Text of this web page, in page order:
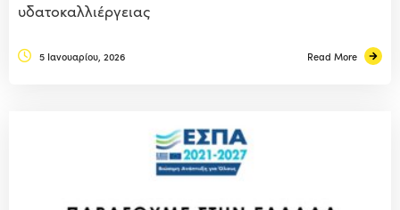
υδατοκαλλιέργειας
5 Ιανουαρίου, 2026 Read More